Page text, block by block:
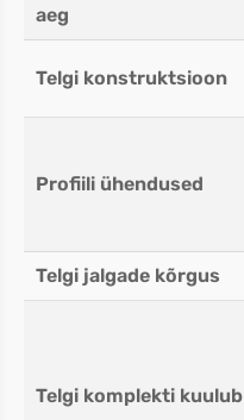
aeg
Telgi konstruktsioon
Profiili ühendused
Telgi jalgade kõrgus
Telgi komplekti kuulub